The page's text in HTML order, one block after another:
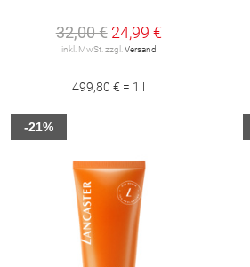
32,00 € 24,99 €
inkl. MwSt. zzgl. Versand
499,80 € = 1 l
-21%